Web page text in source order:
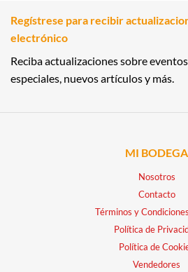
Regístrese para recibir
electrónico
Reciba actualizaciones sobre
especiales, nuevos artículos y más.
MI BODEGA
Nosotros
Contacto
Términos y
Política de
Política de
Vendedores